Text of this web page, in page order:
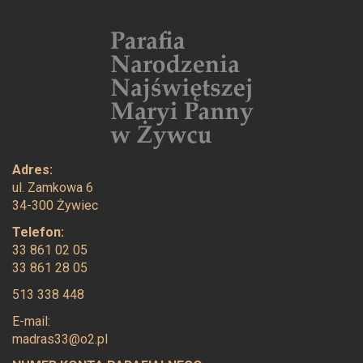
Adres:
ul. Zamkowa 6
34-300 Żywiec
Telefon:
33 861 02 05
33 861 28 05
513 338 448
E-mail:
madras33@o2.pl